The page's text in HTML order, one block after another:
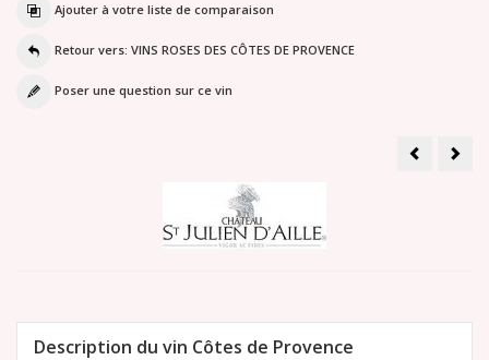
Ajouter à votre liste de comparaison
Retour vers: VINS ROSES DES CÔTES DE PROVENCE
Poser une question sur ce vin
Domaine
Description du vin Côtes de Provence